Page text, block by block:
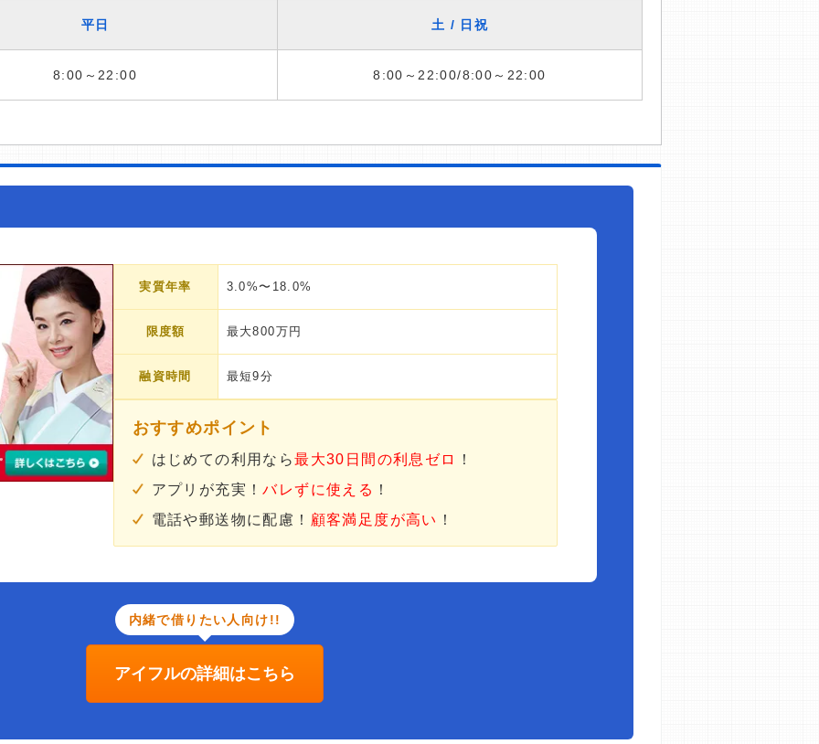
平日 土 / 日祝
8:00～22:00 8:00～22:00/8:00～22:00
実質年率 3.0%〜18.0%
限度額 最大800万円
融資時間 最短9分
おすすめポイント
はじめての利用なら最大30日間の利息ゼロ
！
アプリが充実！バレずに使える ！
電話や郵送物に配慮！ 顧客満足度が高い ！
内緒で借りたい人向け!!
アイフルの詳細はこちら